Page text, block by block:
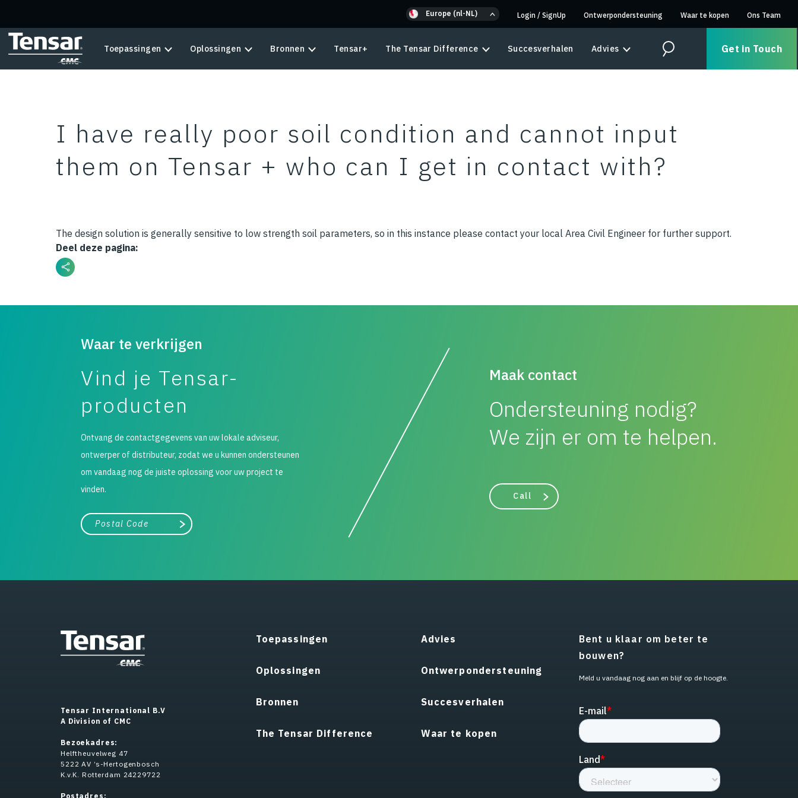
Europe (nl-NL) Login / SignUp Ontwerpondersteuning Waar te kopen Ons Team
Toepassingen Oplossingen Bronnen Tensar+ The Tensar Difference Succesverhalen Advies Search Get in Touch
I have really poor soil condition and cannot input
them on Tensar + who can I get in contact with?
The design solution is generally sensitive to low strength soil parameters, so in this instance please contact your local Area Civil Engineer for further support.
Deel deze pagina:
Waar te verkrijgen
Vind je Tensar-
producten
Ontvang de contactgegevens van uw lokale adviseur,
ontwerper of distributeur, zodat we u kunnen ondersteunen
om vandaag nog de juiste oplossing voor uw project te
vinden.
City, state, or zip/postal code
Search
Maak contact
Ondersteuning nodig?
We zijn er om te helpen.
Call
Tensar International B.V
A Division of CMC
Bezoekadres:
Helftheuvelweg 47
5222 AV ’s-Hertogenbosch
K.v.K. Rotterdam 24229722
Postadres:
Toepassingen
Oplossingen
Bronnen
The Tensar Difference
Advies
Ontwerpondersteuning
Succesverhalen
Waar te kopen
Bent u klaar om beter te
bouwen?
Meld u vandaag nog aan en blijf op de hoogte.